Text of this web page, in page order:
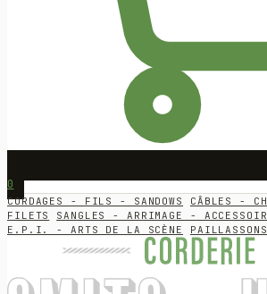
0
CORDAGES - FILS - SANDOWS
CÂBLES -
FILETS
SANGLES - ARRIMAGE -
E.P.I. - ARTS DE LA SCÈNE
PAILLASSONS